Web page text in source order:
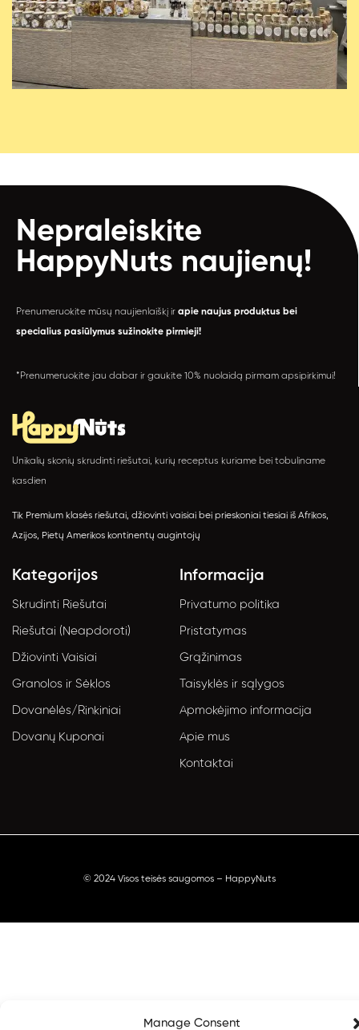
Manage Consent
Nepraleiskite
HappyNuts naujienų!
Prenumeruokite mūsų naujienlaiškį ir apie naujus produktus bei
specialius pasiūlymus sužinokite pirmieji!
*Prenumeruokite jau dabar ir gaukite 10% nuolaidą pirmam apsipirkimui!
Unikalių skonių skrudinti riešutai, kurių receptus kuriame bei tobuliname
kasdien
Tik Premium klasės riešutai, džiovinti vaisiai bei prieskoniai tiesiai iš Afrikos,
Azijos, Pietų Amerikos kontinentų augintojų
Kategorijos
Skrudinti Riešutai
Riešutai (Neapdoroti)
Džiovinti Vaisiai
Granolos ir Sėklos
Dovanėlės/Rinkiniai
Dovanų Kuponai
Informacija
Privatumo politika
Pristatymas
Grąžinimas
Taisyklės ir sąlygos
Apmokėjimo informacija
Apie mus
Kontaktai
© 2024 Visos teisės saugomos – HappyNuts